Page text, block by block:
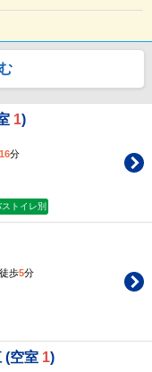
1)
16分
ストイレ別
歩5分
(空室 1)